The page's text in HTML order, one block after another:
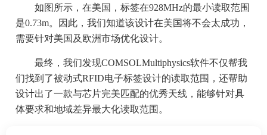
如图所示，在美国，标签在928MHz的最小读取范围
是0.73m。因此，我们知道该设计在美国将不会太成功，
需要针对美国及欧洲市场优化设计。
最终，我们发现COMSOLMultiphysics软件不仅帮我
们找到了被动式RFID电子标签设计的读取范围，还帮助
设计出了一款与芯片完美匹配的优秀天线，能够针对具
体要求和地域差异最大化读取范围。